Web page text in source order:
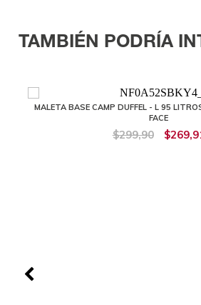
TAMBIÉN PODRÍA
MALETA BASE CAMP DUFFEL - L 95
FACE
$299,90